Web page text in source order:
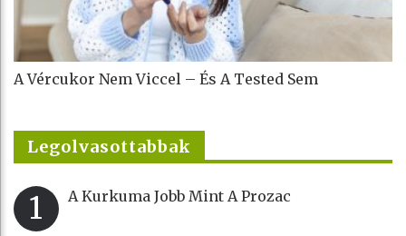
A Vércukor Nem Viccel – És A Tested Sem
Legolvasottabbak
1 A Kurkuma Jobb Mint A Prozac